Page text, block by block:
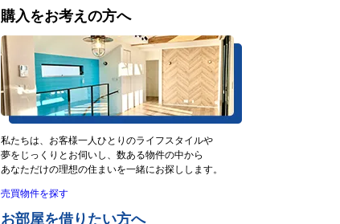
購入をお考えの方へ
私たちは、お客様一人ひとりのライフスタイルや
夢をじっくりとお伺いし、数ある物件の中から
あなただけの理想の住まいを一緒にお探しします。
売買物件を探す
お部屋を借りたい方へ